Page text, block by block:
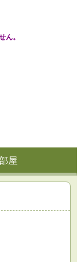
ん。
屋